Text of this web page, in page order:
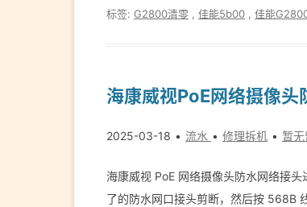
标签: G2800清零 佳能5b00 佳能
海康威视PoE网络摄像
2025-03-18 流水 修理拆机 暂
海康威视 PoE 网络摄像头防水网络接
了的防水网口接头剪断，然后按 568B